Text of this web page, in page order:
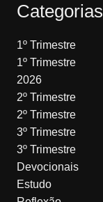
Categorias
1º Trimestre
1º Trimestre
2026
2º Trimestre
2º Trimestre
3º Trimestre
3º Trimestre
Devocionais
Estudo